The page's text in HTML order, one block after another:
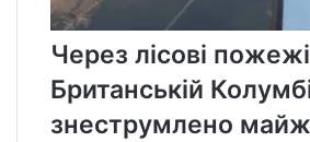
Через лісові
Британській
знеструмлено